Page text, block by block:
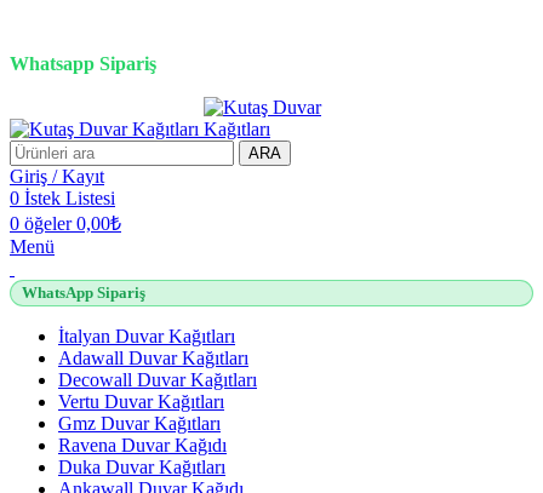
Whatsapp Sipariş
ARA
Giriş / Kayıt
0 İstek Listesi
0 öğeler 0,00₺
Menü
WhatsApp Sipariş
İtalyan Duvar Kağıtları
Adawall Duvar Kağıtları
Decowall Duvar Kağıtları
Vertu Duvar Kağıtları
Gmz Duvar Kağıtları
Ravena Duvar Kağıdı
Duka Duvar Kağıtları
Ankawall Duvar Kağıdı